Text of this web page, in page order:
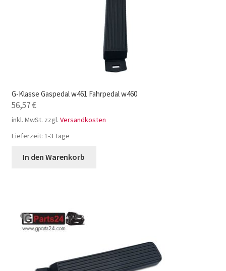
G-Klasse Gaspedal w461 Fahrpedal w460
56,57€
inkl. MwSt. zzgl. Versandkosten
Lieferzeit: 1-3 Tage
In den Warenkorb